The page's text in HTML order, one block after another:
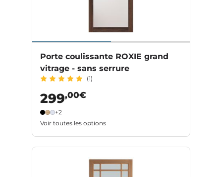
Porte coulissante ROXIE grand
vitrage - sans serrure
(1)
299,00€
+2
Voir toutes les options